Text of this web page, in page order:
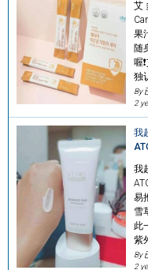
艾
果
随
喔
独
By
2
我
我
易
雪
此
紫
By
2